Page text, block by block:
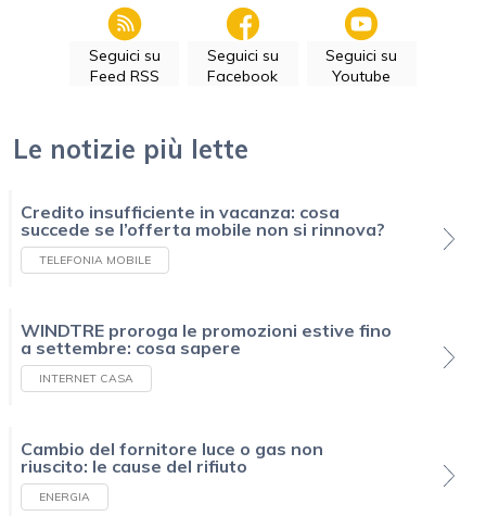
Seguici su
Feed RSS
Seguici su
Facebook
Seguici su
Youtube
Le notizie più lette
Credito insufficiente in vacanza: cosa
succede se l’offerta mobile non si rinnova?
TELEFONIA MOBILE
WINDTRE proroga le promozioni estive fino
a settembre: cosa sapere
INTERNET CASA
Cambio del fornitore luce o gas non
riuscito: le cause del rifiuto
ENERGIA